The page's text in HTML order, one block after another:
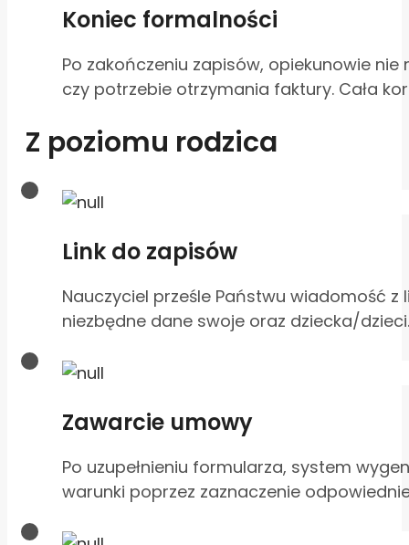
Koniec formalności
Po zakończeniu zapisów, opiekunowie
czy potrzebie otrzymania faktury. Cała
Z poziomu rodzica
Link do zapisów
Nauczyciel prześle Państwu wiadomość
niezbędne dane swoje oraz dziecka/
Zawarcie umowy
Po uzupełnieniu formularza, system
warunki poprzez zaznaczenie